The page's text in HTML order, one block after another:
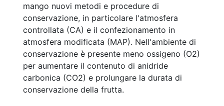
mango nuovi metodi e procedure di
conservazione, in particolare l'atmosfera
controllata (CA) e il confezionamento in
atmosfera modificata (MAP). Nell'ambiente di
conservazione è presente meno ossigeno (O2)
per aumentare il contenuto di anidride
carbonica (CO2) e prolungare la durata di
conservazione della frutta.